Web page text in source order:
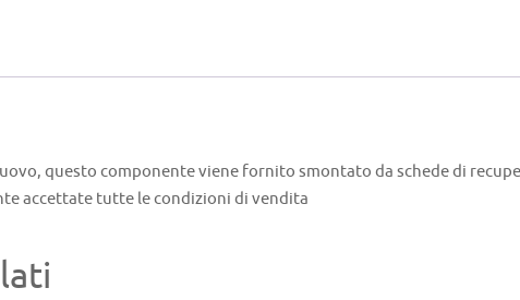
questo componente viene fornito smontato da schede di
accettate tutte le condizioni di vendita